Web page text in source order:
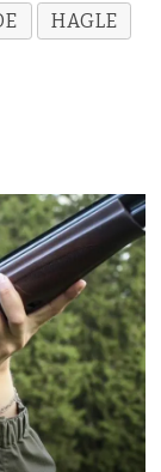
HAGLE